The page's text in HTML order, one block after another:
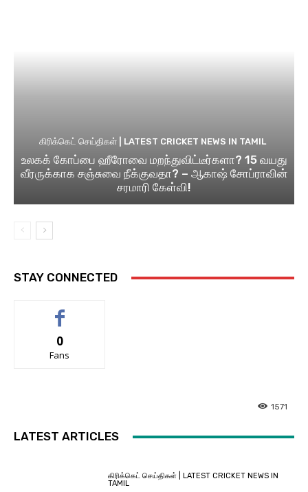
கிரிக்கெட் செய்திகள் | LATEST CRICKET NEWS IN TAMIL
உலகக் கோப்பை ஹீரோவை மறந்துவிட்டீர்களா? 15 வயது
வீரருக்காக சஞ்சுவை நீக்குவதா? – ஆகாஷ் சோப்ராவின்
சரமாரி கேள்வி!
STAY CONNECTED
0
Fans
1571
LATEST ARTICLES
கிரிக்கெட் செய்திகள் | LATEST CRICKET NEWS IN
TAMIL